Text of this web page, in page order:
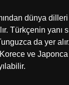
dünya
Türkçenin yanı
da yer
ve